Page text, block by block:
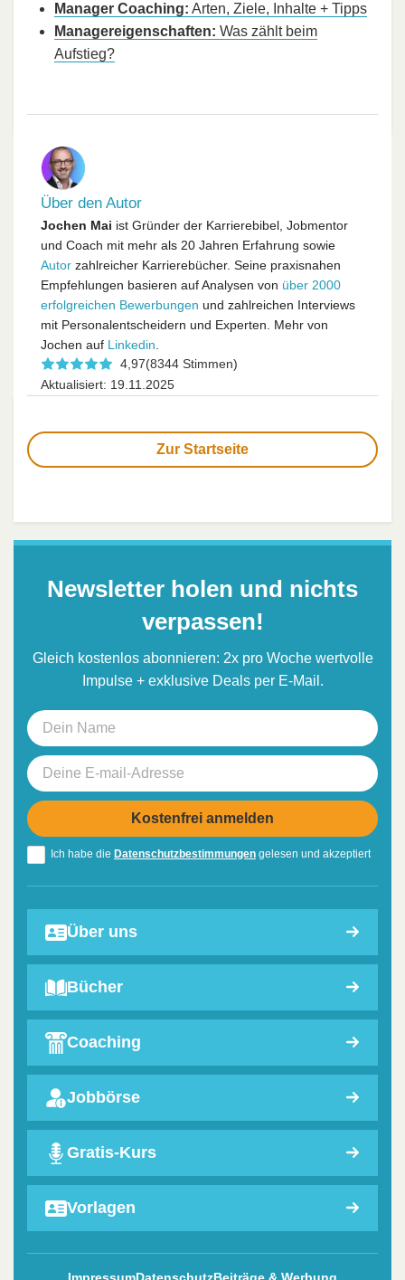
Manager Coaching: Arten, Ziele, Inhalte + Tipps
Managereigenschaften: Was zählt beim
Aufstieg?
Über den Autor
Jochen Mai ist Gründer der Karrierebibel, Jobmentor
und Coach mit mehr als 20 Jahren Erfahrung sowie
Autor zahlreicher Karrierebücher. Seine praxisnahen
Empfehlungen basieren auf Analysen von über 2000
erfolgreichen Bewerbungen und zahlreichen Interviews
mit Personalentscheidern und Experten. Mehr von
Jochen auf Linkedin.
4,97(8344 Stimmen)
Aktualisiert: 19.11.2025
Zur Startseite
Newsletter holen und nichts
verpassen!
Gleich kostenlos abonnieren: 2x pro Woche wertvolle
Impulse + exklusive Deals per E-Mail.
Ich habe die Datenschutzbestimmungen gelesen und akzeptiert
Über uns
Bücher
Coaching
Jobbörse
Gratis-Kurs
Vorlagen